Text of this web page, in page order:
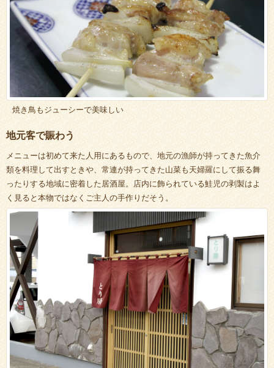
焼き鳥もジューシーで美味しい
地元客で賑わう
メニューは初めて来た人用にあるもので、地元の漁師が持ってきた魚介
類を料理して出すときや、常連が持ってきた山菜も天婦羅にして振る舞
ったりする地域に密着した居酒屋。店内に飾られている鮭児の剥製はよ
く見ると本物ではなくご主人の手作りだそう。